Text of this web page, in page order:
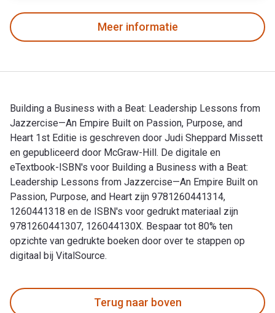
Meer informatie
Building a Business with a Beat: Leadership Lessons from
Jazzercise—An Empire Built on Passion, Purpose, and
Heart 1st Editie is geschreven door Judi Sheppard Missett
en gepubliceerd door McGraw-Hill. De digitale en
eTextbook-ISBN's voor Building a Business with a Beat:
Leadership Lessons from Jazzercise—An Empire Built on
Passion, Purpose, and Heart zijn 9781260441314,
1260441318 en de ISBN's voor gedrukt materiaal zijn
9781260441307, 126044130X. Bespaar tot 80% ten
opzichte van gedrukte boeken door over te stappen op
digitaal bij VitalSource.
Terug naar boven